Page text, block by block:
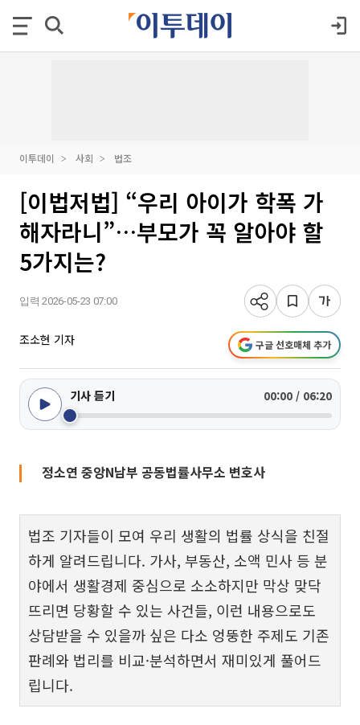
이투데이 사회 법조
[이법저법] “우리 아이가 학폭 가
해자라니”…부모가 꼭 알아야 할
5가지는?
입력 2026-05-23 07:00
조소현 기자 구글 선호매체 추가
기사 듣기 00:00 / 06:20
정소연 중앙N남부 공동법률사무소 변호사
법조 기자들이 모여 우리 생활의 법률 상식을 친절
하게 알려드립니다. 가사, 부동산, 소액 민사 등 분
야에서 생활경제 중심으로 소소하지만 막상 맞닥
뜨리면 당황할 수 있는 사건들, 이런 내용으로도
상담받을 수 있을까 싶은 다소 엉뚱한 주제도 기존
판례와 법리를 비교·분석하면서 재미있게 풀어드
립니다.